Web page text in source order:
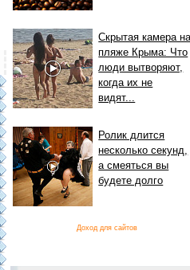
Скрытая камера
пляже Крыма: Что
люди вытворяют,
когда их не
видят...
Ролик длится
несколько секунд,
а смеяться вы
будете долго
Доход для сайтов